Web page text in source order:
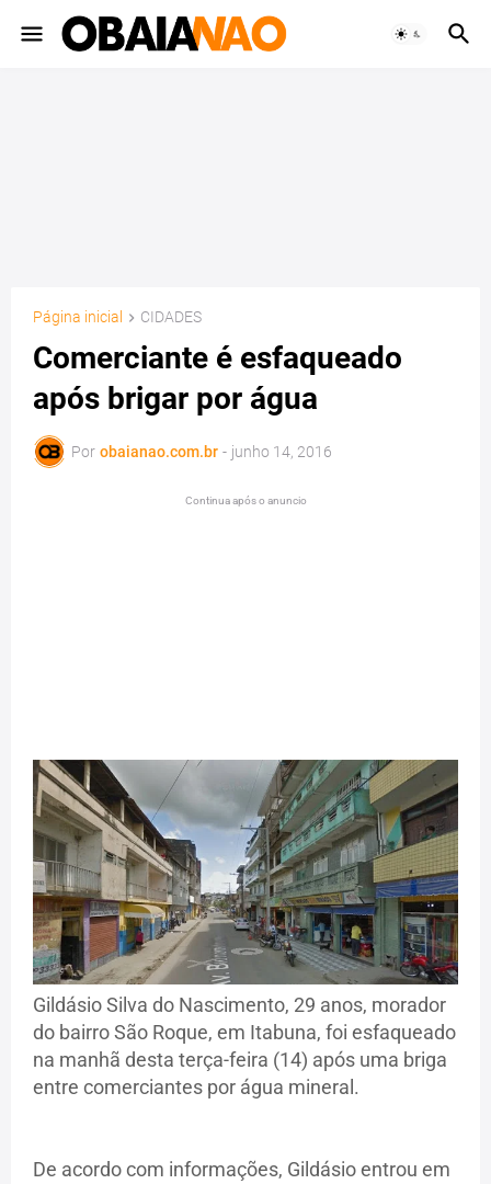
Página inicial CIDADES
Comerciante é esfaqueado
após brigar por água
Por obaianao.com.br - junho 14, 2016
Continua após o anuncio
Gildásio Silva do Nascimento, 29 anos, morador
do bairro São Roque, em Itabuna, foi esfaqueado
na manhã desta terça-feira (14) após uma briga
entre comerciantes por água mineral.
De acordo com informações, Gildásio entrou em